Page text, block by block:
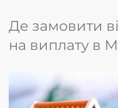
Де замовити
на виплату в